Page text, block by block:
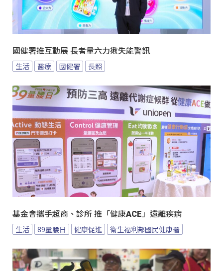
國健署推互動展 長者量六力揪失能警訊
生活 醫療 國健署 長照
基金會攜手超商、診所 推「健康ACE」遠離疾病
生活 89量腰日 健康促進 衛生福利部國民健康署